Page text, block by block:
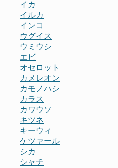
イカ
イルカ
インコ
ウグイス
ウミウシ
エビ
オセロット
カメレオン
カモノハシ
カラス
カワウソ
キツネ
キーウィ
ケツァール
シカ
シャチ